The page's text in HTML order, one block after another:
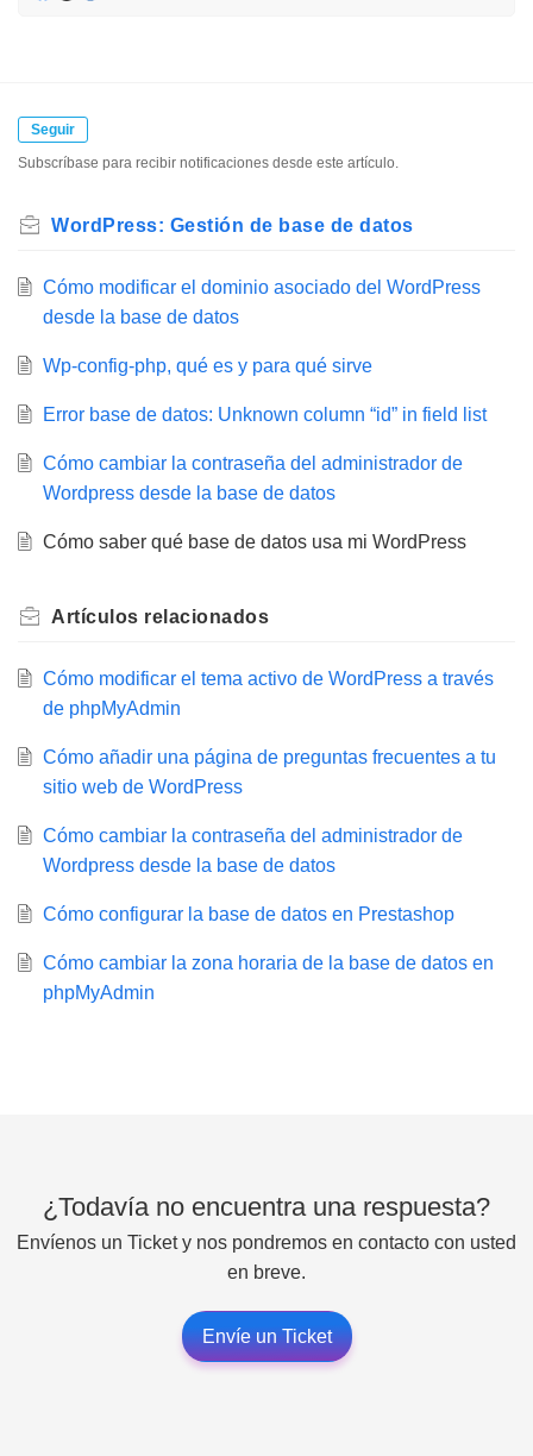
Seguir
Subscríbase para recibir notificaciones desde este artículo.
WordPress: Gestión de base de datos
Cómo modificar el dominio asociado del WordPress
desde la base de datos
Wp-config-php, qué es y para qué sirve
Error base de datos: Unknown column “id” in field list
Cómo cambiar la contraseña del administrador de
Wordpress desde la base de datos
Cómo saber qué base de datos usa mi WordPress
Artículos relacionados
Cómo modificar el tema activo de WordPress a través
de phpMyAdmin
Cómo añadir una página de preguntas frecuentes a tu
sitio web de WordPress
Cómo cambiar la contraseña del administrador de
Wordpress desde la base de datos
Cómo configurar la base de datos en Prestashop
Cómo cambiar la zona horaria de la base de datos en
phpMyAdmin
¿Todavía no encuentra una respuesta?
Envíenos un Ticket y nos pondremos en contacto con usted
en breve.
Envíe un Ticket